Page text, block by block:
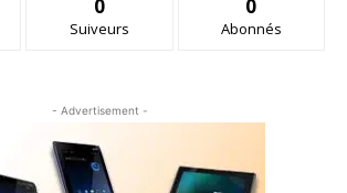
0
Suiveurs
0
Abonnés
- Advertisement -